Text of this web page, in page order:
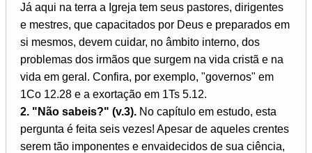
Já aqui na terra a Igreja tem seus pastores, dirigentes
e mestres, que capacitados por Deus e preparados em
si mesmos, devem cuidar, no âmbito interno, dos
problemas dos irmãos que surgem na vida cristã e na
vida em geral. Confira, por exemplo, "governos" em
1Co 12.28 e a exortação em 1Ts 5.12.
2. "Não sabeis?" (v.3). No capítulo em estudo, esta
pergunta é feita seis vezes! Apesar de aqueles crentes
serem tão imponentes e envaidecidos de sua ciência,